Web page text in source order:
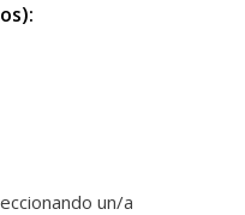
un/a